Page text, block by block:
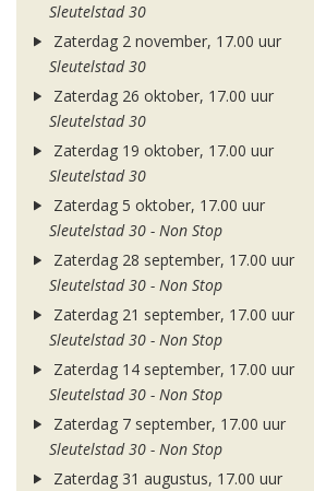
Sleutelstad 30
Zaterdag 2 november, 17.00 uur
Sleutelstad 30
Zaterdag 26 oktober, 17.00 uur
Sleutelstad 30
Zaterdag 19 oktober, 17.00 uur
Sleutelstad 30
Zaterdag 5 oktober, 17.00 uur
Sleutelstad 30 - Non Stop
Zaterdag 28 september, 17.00 uur
Sleutelstad 30 - Non Stop
Zaterdag 21 september, 17.00 uur
Sleutelstad 30 - Non Stop
Zaterdag 14 september, 17.00 uur
Sleutelstad 30 - Non Stop
Zaterdag 7 september, 17.00 uur
Sleutelstad 30 - Non Stop
Zaterdag 31 augustus, 17.00 uur